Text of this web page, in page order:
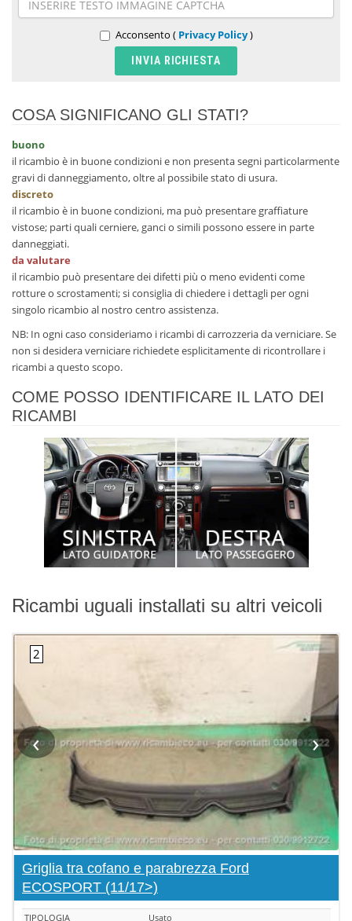
Acconsento ( Privacy Policy)
COSA SIGNIFICANO GLI STATI?
buono
il ricambio è in buone condizioni e non presenta segni particolarmente
gravi di danneggiamento, oltre al possibile stato di usura.
discreto
il ricambio è in buone condizioni, ma può presentare graffiature
vistose; parti quali cerniere, ganci o simili possono essere in parte
danneggiati.
da valutare
il ricambio può presentare dei difetti più o meno evidenti come
rotture o scrostamenti; si consiglia di chiedere i dettagli per ogni
singolo ricambio al nostro centro assistenza.
NB: In ogni caso consideriamo i ricambi di carrozzeria da verniciare. Se
non si desidera verniciare richiedete esplicitamente di ricontrollare i
ricambi a questo scopo.
COME POSSO IDENTIFICARE IL LATO DEI
RICAMBI
Ricambi uguali installati su altri veicoli
‹ ›
Griglia tra cofano e parabrezza Ford
ECOSPORT (11/17>)
TIPOLOGIA
Usato